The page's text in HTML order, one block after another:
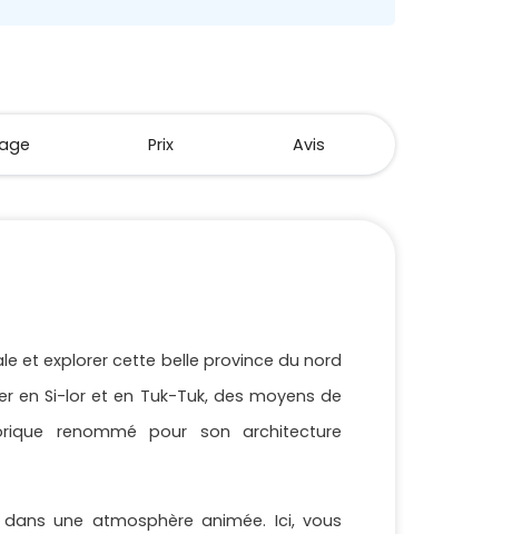
Prix Avis
et explorer cette belle province du nord
en Si-lor et en Tuk-Tuk, des moyens de
renommé pour son architecture
une atmosphère animée. Ici, vous